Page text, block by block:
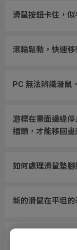
滑鼠按鈕卡住，
滾輪鬆動，快速移
PC 無法辨識滑鼠
游標在畫面邊緣
插頭，才能移回畫
如何處理滑鼠墊
新的滑鼠在平坦